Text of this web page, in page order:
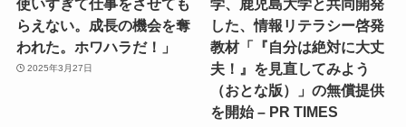
らえない。成長の機会を奪
われた。ホワハラだ！」
2025年3月27日
した、情報リテラシー啓発
教材「『自分は絶対に大丈
夫！』を見直してみよう
（おとな版）」の無償提供
を開始 – PR TIMES